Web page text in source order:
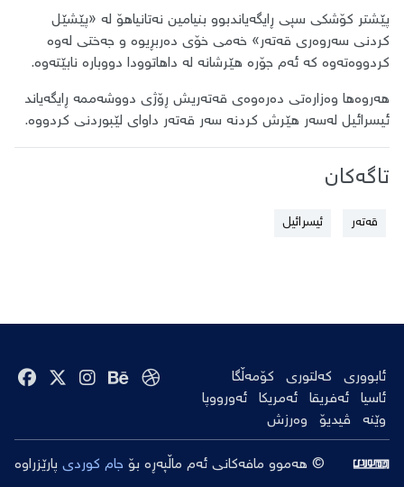
پێشتر کۆشکی سپی ڕایگەیاندبوو بنیامین نەتانیاهۆ لە «پێشێل
کردنی سەروەری قەتەر» خەمی خۆی دەربڕیوە و جەختی لەوە
کردووەتەوە کە ئەم جۆرە هێرشانە لە داهاتوودا دووبارە نابێتەوە.
هەروەها وەزارەتی دەرەوەی قەتەریش ڕۆژی دووشەممە ڕایگەیاند
ئیسرائیل لەسەر هێرش کردنە سەر قەتەر داوای لێبوردنی کردووە.
تاگەکان
قەتەر ئیسرائیل
ئابووری کەلتوری
کۆمەڵگا
ئاسیا ئەفریقا ئەمریکا ئەورووپا
وێنە
ڤیدیۆ وەرزش
© هەموو مافەکانی ئەم ماڵپەڕە بۆ جام کوردی پارێزراوە